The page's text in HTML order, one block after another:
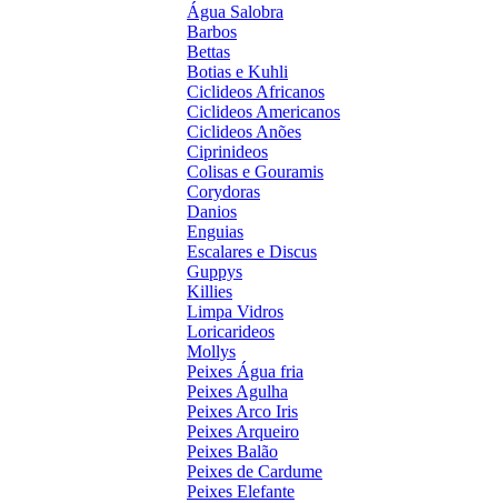
Água Salobra
Barbos
Bettas
Botias e Kuhli
Ciclideos Africanos
Ciclideos Americanos
Ciclideos Anões
Ciprinideos
Colisas e Gouramis
Corydoras
Danios
Enguias
Escalares e Discus
Guppys
Killies
Limpa Vidros
Loricarideos
Mollys
Peixes Água fria
Peixes Agulha
Peixes Arco Iris
Peixes Arqueiro
Peixes Balão
Peixes de Cardume
Peixes Elefante